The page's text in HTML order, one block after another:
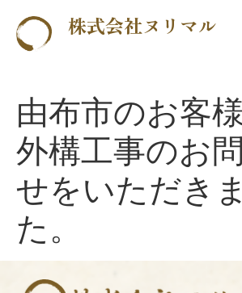
株式会社ヌリマル
由布市のお客様
外構工事のお
せをいただき
た。